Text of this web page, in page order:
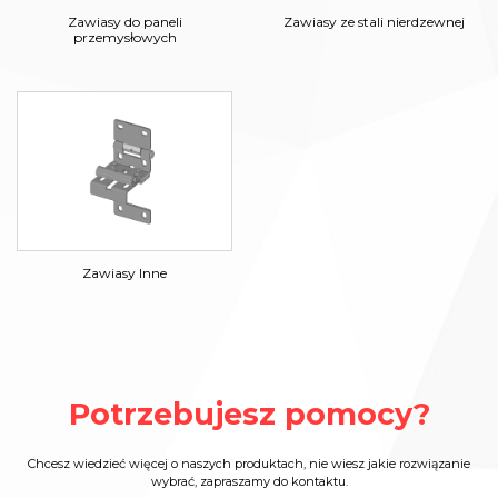
Zawiasy do paneli
przemysłowych
Zawiasy ze stali nierdzewnej
Zawiasy Inne
Potrzebujesz pomocy?
Chcesz wiedzieć więcej o naszych produktach, nie wiesz jakie rozwiązanie
wybrać, zapraszamy do kontaktu.